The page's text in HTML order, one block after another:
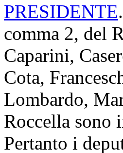
PRESIDENTE
comma 2, del
Caparini,
Cota,
Lombardo,
Roccella sono
Pertanto i